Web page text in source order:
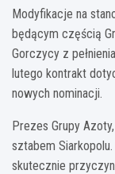
Modyfikacje na
będącym częścią
Gorczycy z
lutego kontrakt
nowych nominacji.
Prezes Grupy
sztabem
skutecznie